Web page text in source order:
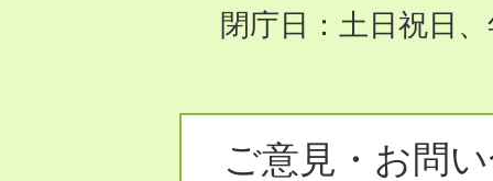
閉庁日：土日祝日
ご意見・お問